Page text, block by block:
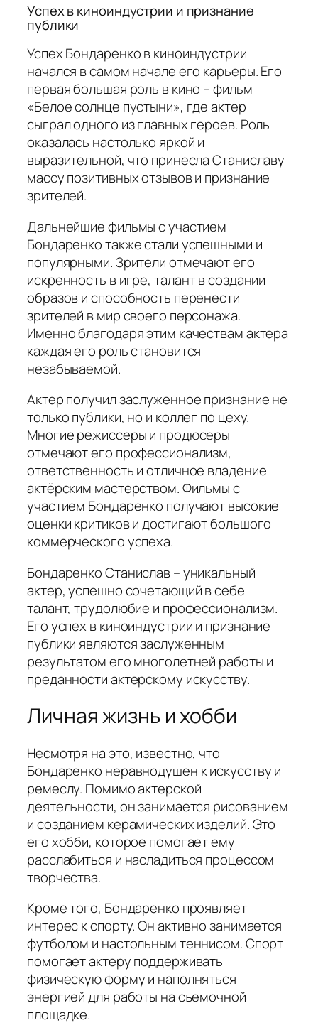
Успех в киноиндустрии и признание
публики
Успех Бондаренко в киноиндустрии
начался в самом начале его карьеры. Его
первая большая роль в кино – фильм
«Белое солнце пустыни», где актер
сыграл одного из главных героев. Роль
оказалась настолько яркой и
выразительной, что принесла Станиславу
массу позитивных отзывов и признание
зрителей.
Дальнейшие фильмы с участием
Бондаренко также стали успешными и
популярными. Зрители отмечают его
искренность в игре, талант в создании
образов и способность перенести
зрителей в мир своего персонажа.
Именно благодаря этим качествам актера
каждая его роль становится
незабываемой.
Актер получил заслуженное признание не
только публики, но и коллег по цеху.
Многие режиссеры и продюсеры
отмечают его профессионализм,
ответственность и отличное владение
актёрским мастерством. Фильмы с
участием Бондаренко получают высокие
оценки критиков и достигают большого
коммерческого успеха.
Бондаренко Станислав – уникальный
актер, успешно сочетающий в себе
талант, трудолюбие и профессионализм.
Его успех в киноиндустрии и признание
публики являются заслуженным
результатом его многолетней работы и
преданности актерскому искусству.
Личная жизнь и хобби
Несмотря на это, известно, что
Бондаренко неравнодушен к искусству и
ремеслу. Помимо актерской
деятельности, он занимается рисованием
и созданием керамических изделий. Это
его хобби, которое помогает ему
расслабиться и насладиться процессом
творчества.
Кроме того, Бондаренко проявляет
интерес к спорту. Он активно занимается
футболом и настольным теннисом. Спорт
помогает актеру поддерживать
физическую форму и наполняться
энергией для работы на съемочной
площадке.